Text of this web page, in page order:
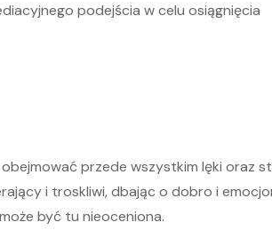
podejścia w celu osiągnięcia
przede wszystkim lęki oraz
i troskliwi, dbając o dobro i
być tu nieoceniona.